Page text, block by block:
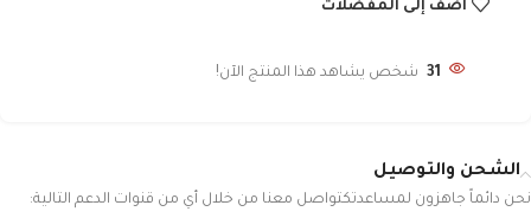
أضف إلى المفضلات
31 شخص يشاهد هذا المنتج الآن!
الشحن والتوصيل
نحن دائماً جاهزون لمساعدتكتواصل معنا من خلال أي من قنوات الدعم التالية: